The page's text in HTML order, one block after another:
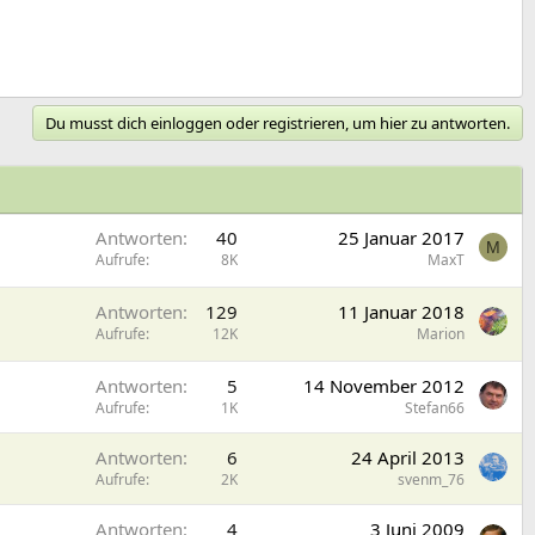
Du musst dich einloggen oder registrieren, um hier zu antworten.
Antworten 40
Aufrufe 8K
25 Januar 2017
MaxT
M
Antworten 129
Aufrufe 12K
11 Januar 2018
Marion
Antworten 5
Aufrufe 1K
14 November 2012
Stefan66
Antworten 6
Aufrufe 2K
24 April 2013
svenm_76
Antworten 4 3 Juni 2009